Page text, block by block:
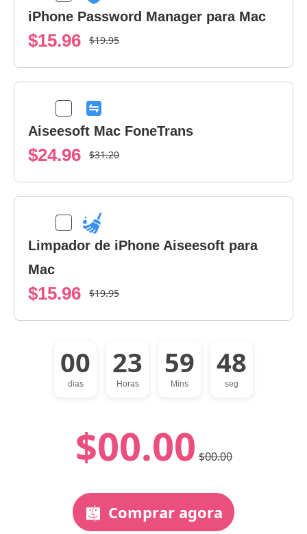
iPhone Password Manager para Mac
$15.96 $19.95
Aiseesoft Mac FoneTrans
$24.96 $31.20
Limpador de iPhone Aiseesoft para
Mac
$15.96 $19.95
00
dias
23
Horas
59
Mins
48
seg
$00.00 $00.00
Comprar agora